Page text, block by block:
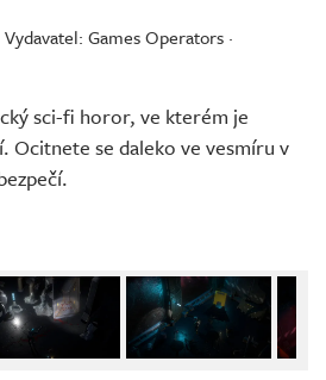
Games Operators ·
sci-fi horor, ve kterém je
Ocitnete se daleko ve vesmíru v